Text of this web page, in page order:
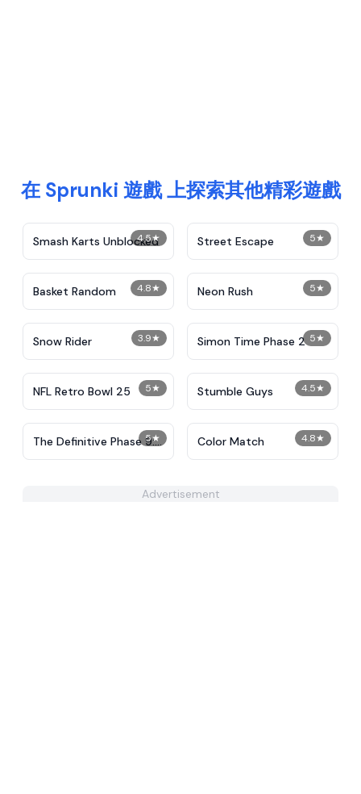
在 Sprunki 遊戲 上探索其他精彩遊戲
4.5★
Smash Karts Unblocked 5★
Street Escape
4.8★
Basket Random 5★
Neon Rush
3.9★
Snow Rider 5★
Simon Time Phase 2
5★
NFL Retro Bowl 25 4.5★
Stumble Guys
5★
The Definitive Phase 9:
Demolition
4.8★
Color Match
Advertisement